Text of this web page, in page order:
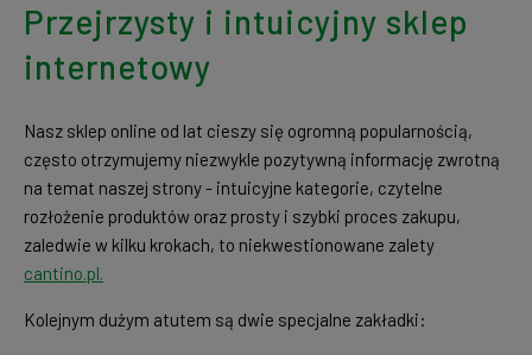
Przejrzysty i intuicyjny sklep
internetowy
Nasz sklep online od lat cieszy się ogromną popularnością,
często otrzymujemy niezwykle pozytywną informację zwrotną
na temat naszej strony - intuicyjne kategorie, czytelne
rozłożenie produktów oraz prosty i szybki proces zakupu,
zaledwie w kilku krokach, to niekwestionowane zalety
cantino.pl.
Kolejnym dużym atutem są dwie specjalne zakładki: